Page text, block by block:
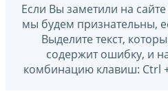
Если Вы заметили на
мы будем признательны,
Выделите текст,
содержит ошибку, и
комбинацию клавиш: Ctrl